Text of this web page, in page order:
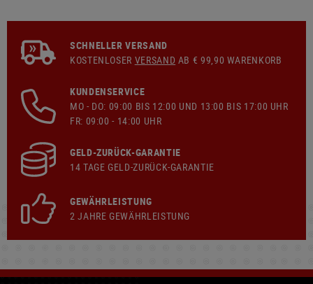
SCHNELLER VERSAND
KOSTENLOSER VERSAND AB € 99,90 WARENKORB
KUNDENSERVICE
MO - DO: 09:00 BIS 12:00 UND 13:00 BIS 17:00 UHR
FR: 09:00 - 14:00 UHR
GELD-ZURÜCK-GARANTIE
14 TAGE GELD-ZURÜCK-GARANTIE
GEWÄHRLEISTUNG
2 JAHRE GEWÄHRLEISTUNG